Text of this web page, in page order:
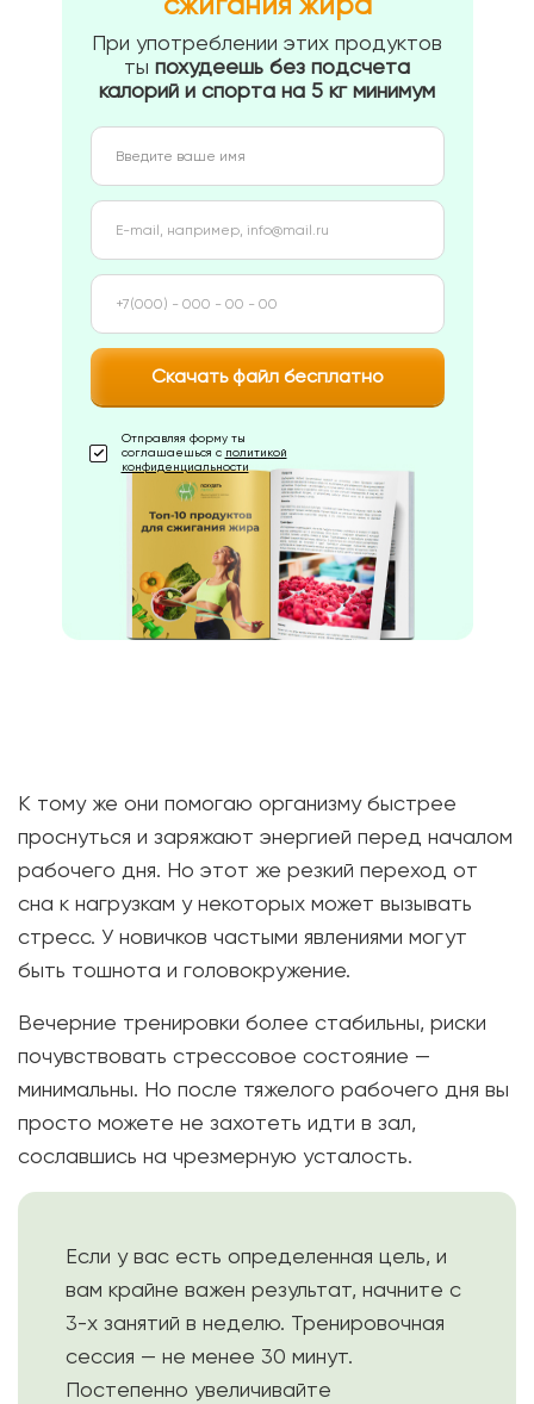
При употреблении этих продуктов
ты похудеешь без подсчета
калорий и спорта на 5 кг минимум
Скачать файл бесплатно
Отправляя форму ты
соглашаешься с политикой
конфиденциальности
К тому же они помогаю организму быстрее
проснуться и заряжают энергией перед началом
рабочего дня. Но этот же резкий переход от
сна к нагрузкам у некоторых может вызывать
стресс. У новичков частыми явлениями могут
быть тошнота и головокружение.
Вечерние тренировки более стабильны, риски
почувствовать стрессовое состояние —
минимальны. Но после тяжелого рабочего дня вы
просто можете не захотеть идти в зал,
сославшись на чрезмерную усталость.
Если у вас есть определенная цель, и
вам крайне важен результат, начните с
3-х занятий в неделю. Тренировочная
сессия — не менее 30 минут.
Постепенно увеличивайте